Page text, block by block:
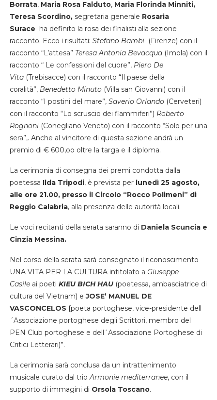
Borrata, Maria Rosa Falduto, Maria Florinda Minniti,
Teresa Scordino, segretaria generale Rosaria
Surace ha definito la rosa dei finalisti alla sezione
racconto. Ecco i risultati: Stefano Bambi (Firenze) con il
racconto “L’attesa” Teresa Antonia Bevacqua (Imola) con il
racconto “ Le confessioni del cuore”, Piero De
Vita (Trebisacce) con il racconto “Il paese della
coralità”, Benedetto Minuto (Villa san Giovanni) con il
racconto “I postini del mare”, Saverio Orlando (Cerveteri)
con il racconto “Lo scruscio dei fiammiferi”) Roberto
Rognoni (Conegliano Veneto) con il racconto “Solo per una
sera”,. Anche al vincitore di questa sezione andrà un
premio di € 600,oo oltre la targa e il diploma.
La cerimonia di consegna dei premi condotta dalla
poetessa Ilda Tripodi, è prevista per lunedì 25 agosto,
alle ore 21.00, presso il Circolo “Rocco Polimeni” di
Reggio Calabria, alla presenza delle autorità locali.
Le voci recitanti della serata saranno di Daniela Scuncia e
Cinzia Messina.
Nel corso della serata sarà consegnato il riconoscimento
UNA VITA PER LA CULTURA intitolato a Giuseppe
Casile ai poeti KIEU BICH HAU (poetessa, ambasciatrice di
cultura del Vietnam) eJOSE’ MANUEL DE
VASCONCELOS (poeta portoghese, vice-presidente dell
´Associazione portoghese degli Scrittori, membro del
PEN Club portoghese e dell´Associazione Portoghese di
Critici Letterari)”.
La cerimonia sarà conclusa da un intrattenimento
musicale curato dal trioArmonie mediterranee, con il
supporto di immagini di Orsola Toscano.